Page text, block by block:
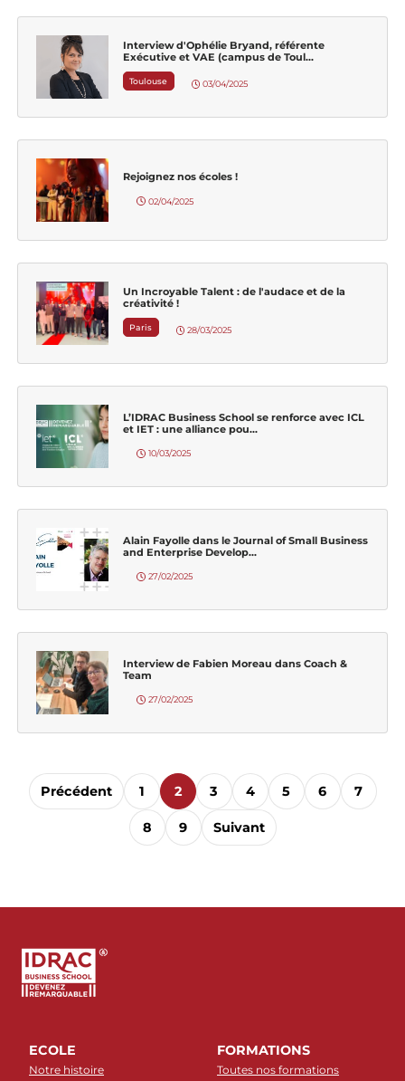
Interview d'Ophélie Bryand, référente
Exécutive et VAE (campus de Toul...
Toulouse 03/04/2025
Rejoignez nos écoles !
02/04/2025
Un Incroyable Talent : de l'audace et de la
créativité !
Paris 28/03/2025
L’IDRAC Business School se renforce avec ICL
et IET : une alliance pou...
10/03/2025
Alain Fayolle dans le Journal of Small Business
and Enterprise Develop...
27/02/2025
Interview de Fabien Moreau dans Coach &
Team
27/02/2025
Précédent 1 2 3 4 5 6 7
8 9 Suivant
ECOLE
Notre histoire
FORMATIONS
Toutes nos formations